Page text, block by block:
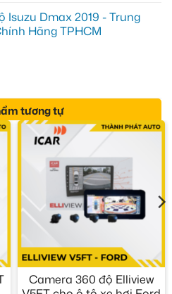
Isuzu Dmax 2019 - Trung
Hãng TPHCM
tương tự
Camera 360 độ Elliview